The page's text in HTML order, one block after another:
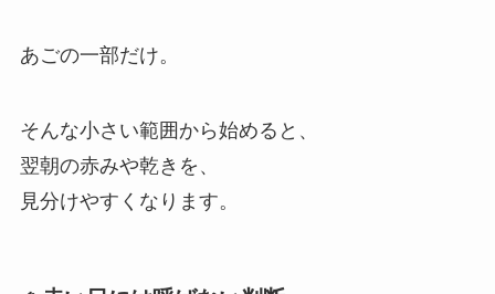
あごの一部だけ。
そんな小さい範囲から始めると、
翌朝の赤みや乾きを、
見分けやすくなります。